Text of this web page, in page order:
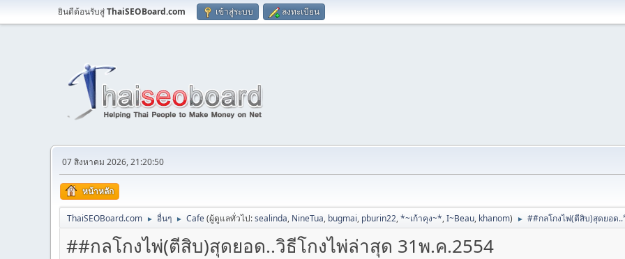
ยินดีต้อนรับสู่ThaiSEOBoard.com เข้าสู่ระบบ ลงทะเบียน
07 สิงหาคม 2026, 21:20:50
หน้าหลัก
ThaiSEOBoard.com ► อื่นๆ ► Cafe(ผู้ดูแลทั่วไป:sealinda, NineTua, bugmai, pburin22,*~เก้าคุง~*,I~Beau, khanom) ► ##กลโกงไพ่(ตีสิบ)สุดยอด
##กลโกงไพ่(ตีสิบ)สุดยอด..วิธีโกงไพ่ล่าสุด 31พ.ค.2554